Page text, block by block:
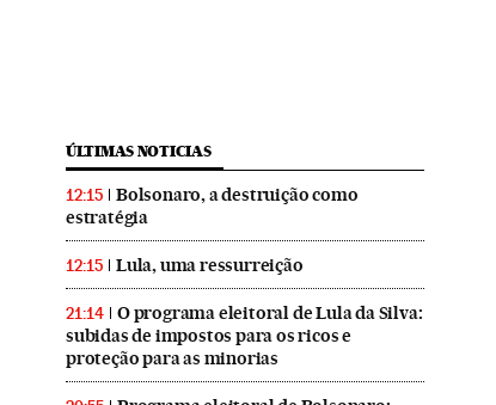
ÚLTIMAS NOTICIAS
12:15
Bolsonaro, a destruição como
estratégia
12:15 Lula, uma ressurreição
21:14
O programa eleitoral de Lula da Silva:
subidas de impostos para os ricos e
proteção para as minorias